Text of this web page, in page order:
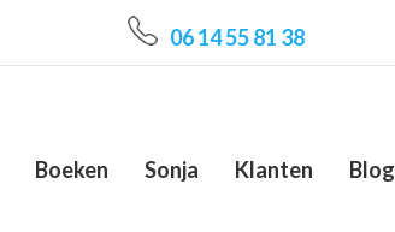
06 14 55 81 38
Boeken Sonja Klanten Blog